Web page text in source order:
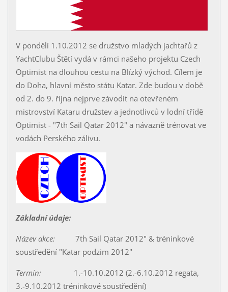
V pondělí 1.10.2012 se družstvo mladých jachtařů z
YachtClubu Štětí vydá v rámci našeho projektu Czech
Optimist na dlouhou cestu na Blízký východ. Cílem je
do Doha, hlavní město státu Katar. Zde budou v době
od 2. do 9. října nejprve závodit na otevřeném
mistrovství Kataru družstev a jednotlivců v lodní třídě
Optimist - "7th Sail Qatar 2012" a návazně trénovat ve
vodách Perského zálivu.
Základní údaje:
Název akce: 7th Sail Qatar 2012" & tréninkové
soustředění "Katar podzim 2012"
Termín: 1.-10.10.2012 (2.-6.10.2012 regata,
3.-9.10.2012 tréninkové soustředění)